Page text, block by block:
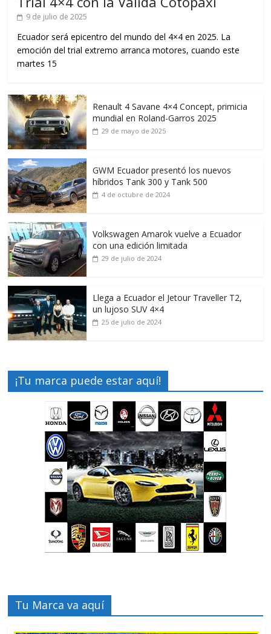
9 de julio de 2025
Ecuador será epicentro del mundo del 4×4 en 2025. La
emoción del trial extremo arranca motores, cuando este
martes 15
Renault 4 Savane 4×4 Concept, primicia
mundial en Roland-Garros 2025
29 de mayo de 2025
GWM Ecuador presentó los nuevos
híbridos Tank 300 y Tank 500
4 de octubre de 2024
Volkswagen Amarok vuelve a Ecuador
con una edición limitada
29 de julio de 2024
Llega a Ecuador el Jetour Traveller T2,
un lujoso SUV 4×4
25 de julio de 2024
¡Tu marca puede estar aquí!
Tu Marca va aquí